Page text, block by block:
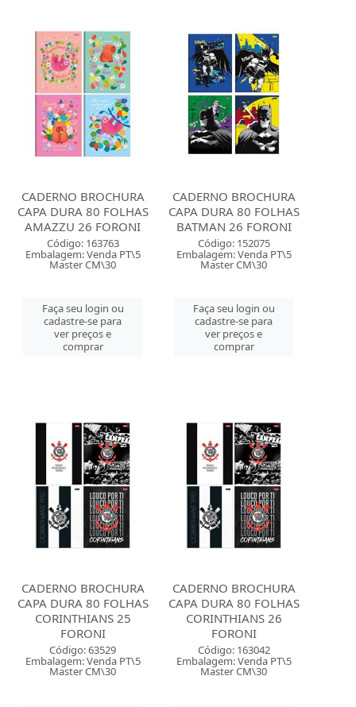
CADERNO BROCHURA
CAPA DURA 80 FOLHAS
AMAZZU 26 FORONI
Código: 163763
Embalagem: Venda PT\5
Master CM\30
Faça seu login ou
cadastre-se para
ver preços e
comprar
CADERNO BROCHURA
CAPA DURA 80 FOLHAS
BATMAN 26 FORONI
Código: 152075
Embalagem: Venda PT\5
Master CM\30
Faça seu login ou
cadastre-se para
ver preços e
comprar
CADERNO BROCHURA
CAPA DURA 80 FOLHAS
CORINTHIANS 25
FORONI
Código: 63529
Embalagem: Venda PT\5
Master CM\30
CADERNO BROCHURA
CAPA DURA 80 FOLHAS
CORINTHIANS 26
FORONI
Código: 163042
Embalagem: Venda PT\5
Master CM\30